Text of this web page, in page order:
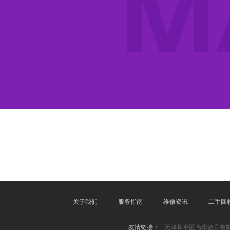
关于我们 服务指南 维修资讯 二手回
友情链接： 天津和平区高华教育有